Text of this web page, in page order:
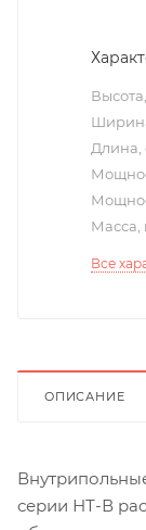
Длина,
Масса,
Все
ОПИСАНИЕ
серии НТ-В